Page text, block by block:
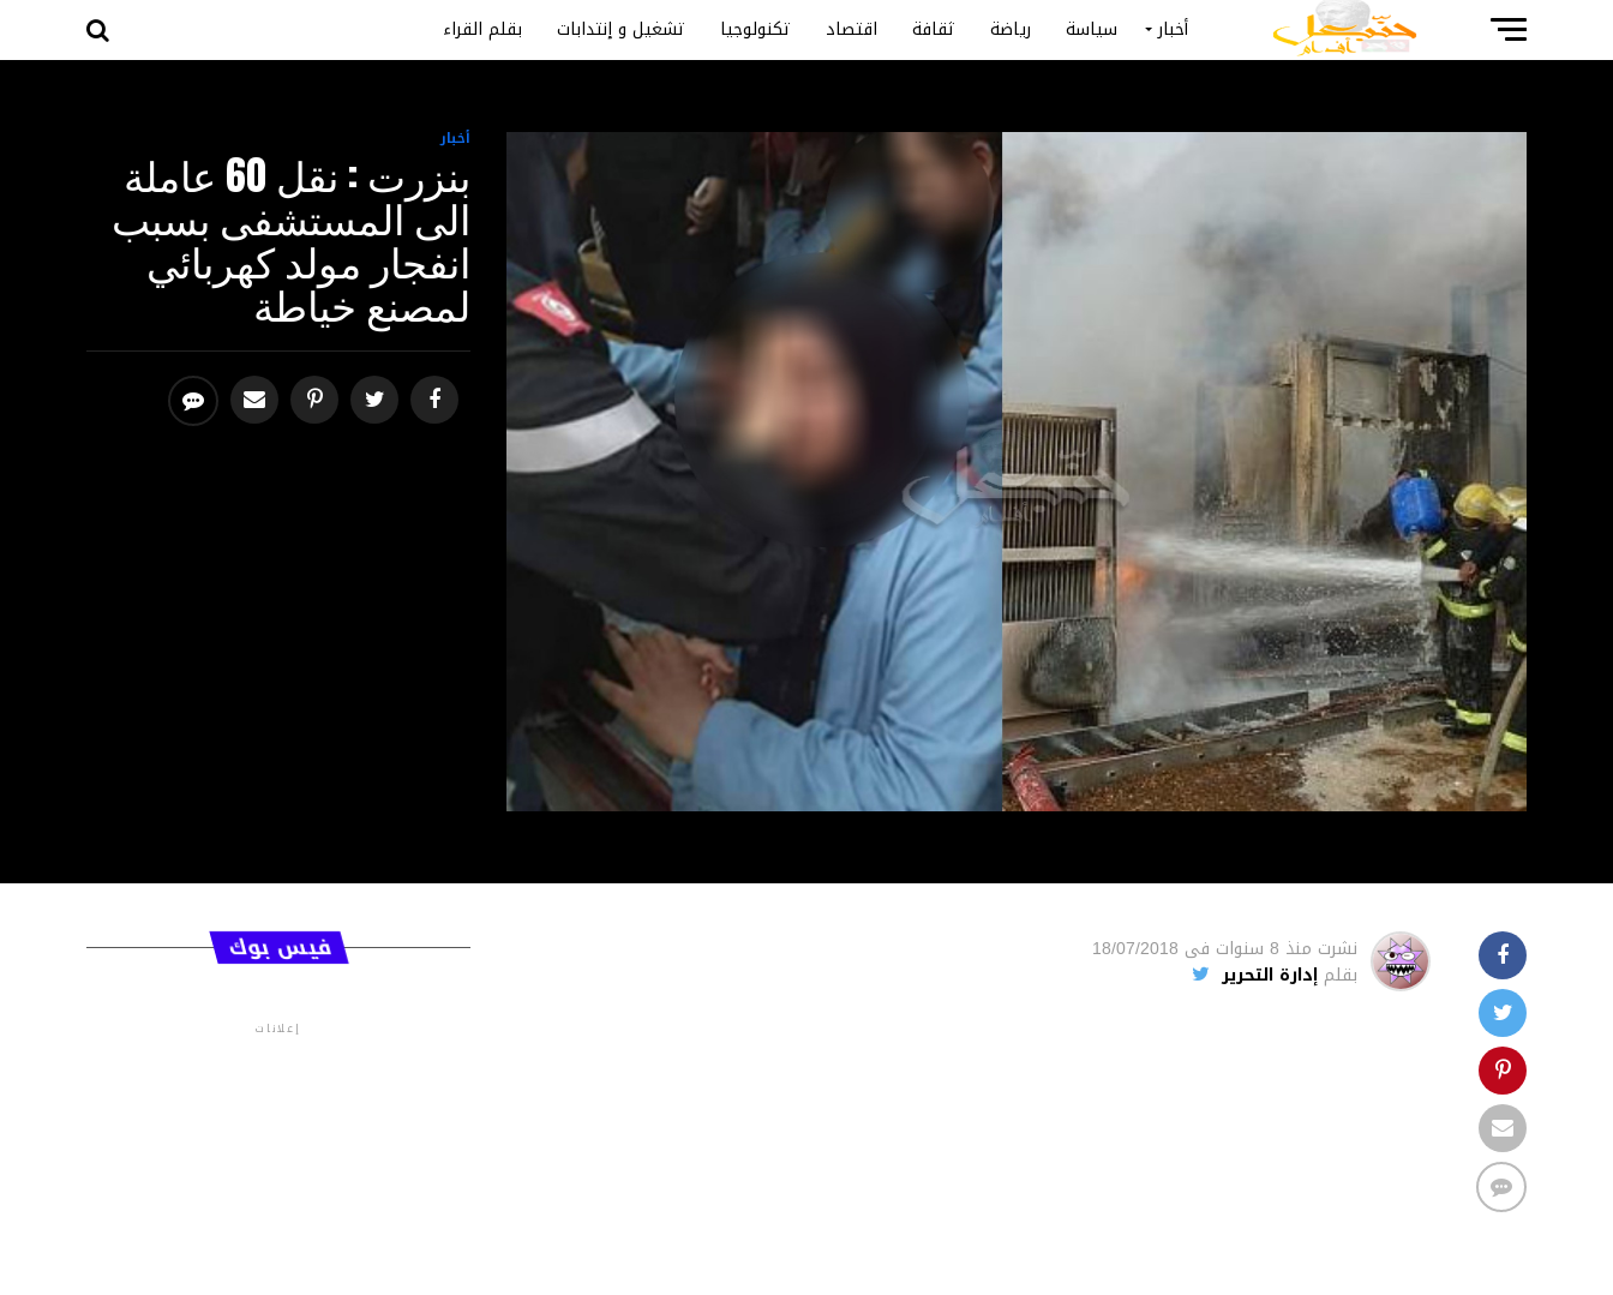
أخبار سياسة رياضة ثقافة اقتصاد تكنولوجيا تشغيل و إنتدابات بقلم القراء
أخبار
بنزرت : نقل 60 عاملة
الى المستشفى بسبب
انفجار مولد كهربائي
لمصنع خياطة
نشرت منذ 8 سنوات فى 18/07/2018
بقلم إدارة التحرير
فيس بوك
إعلانات